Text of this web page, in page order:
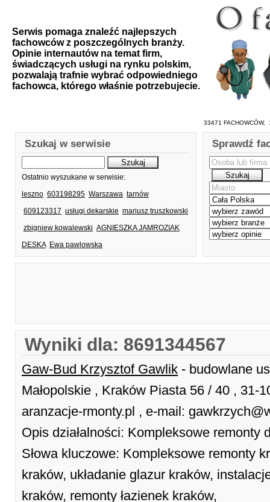
Serwis pomaga znaleźć najlepszych
fachowców z poszczególnych branży.
Opinie internautów na temat firm,
świadczących usługi na rynku polskim,
pozwalają trafnie wybrać odpowiedniego
fachowca, którego właśnie potrzebujecie.
33471
Szukaj w serwisie
Ostatnio wyszukane w serwisie:
leszno 603198295 Warszawa tarnów
609123317 usługi dekarskie mariusz truszkowski
zbigniew kowalewski AGNIESZKA JAMROZIAK
DESKA Ewa pawlowska
Sprawdź
Wyniki dla: 8691344567
Gaw-Bud Krzysztof Gawlik - budowlane
Małopolskie , Kraków Piasta 56 / 40 , 31-
aranzacje-rmonty.pl , e-mail:
Opis działalności: Kompleksowe remonty
Słowa kluczowe: Kompleksowe remonty
kraków, układanie glazur kraków,
kraków, remonty łazienek kraków,